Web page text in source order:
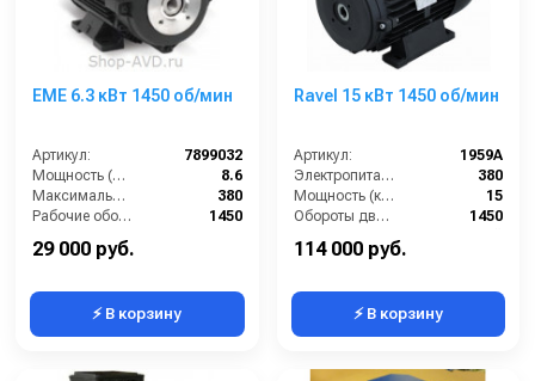
EME 6.3 кВт 1450 об/мин
Артикул:
7899032
Мощность (л/с):
8.6
Максимальное напряжение (В):
380
Рабочие обороты вала (об/мин):
1450
Мощность (кВт):
29 000 руб.
⚡ В корзину
Ravel 15 кВт 1450 об/мин
Артикул:
1959A
Электропитание (В):
380
Мощность (кВт):
15
Обороты двигателя (об/мин):
1450
114 000 руб.
⚡ В корзину